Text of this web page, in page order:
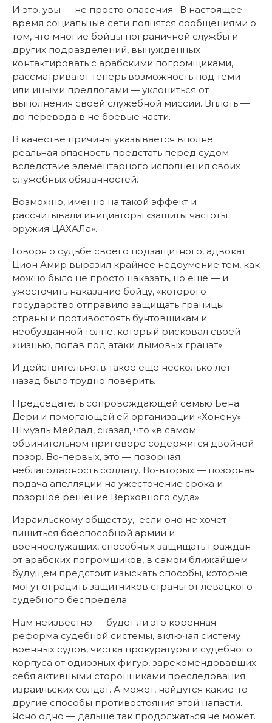
И это, увы — не просто опасения. В настоящее
время социальные сети полнятся сообщениями о
том, что многие бойцы пограничной службы и
других подразделений, вынужденных
контактировать с арабскими погромщиками,
рассматривают теперь возможность под теми
или иными предлогами — уклониться от
выполнения своей служебной миссии. Вплоть —
до перевода в не боевые части.
В качестве причины указывается вполне
реальная опасность предстать перед судом
вследствие элементарного исполнения своих
служебных обязанностей.
Возможно, именно на такой эффект и
рассчитывали инициаторы «защиты частоты
оружия ЦАХАЛа».
Говоря о судьбе своего подзащитного, адвокат
Цион Амир выразил крайнее недоумение тем, как
можно было не просто наказать, но еще — и
ужесточить наказание бойцу, «которого
государство отправило защищать границы
страны и противостоять бунтовщикам и
необузданной толпе, который рисковал своей
жизнью, попав под атаки дымовых гранат».
И действительно, в такое еще несколько лет
назад было трудно поверить.
Председатель сопровождающей семью Бена
Дери и помогающей ей организации «Хонену»
Шмуэль Мейдад, сказал, что «в самом
обвинительном приговоре содержится двойной
позор. Во-первых, это — позорная
неблагодарность солдату. Во-вторых — позорная
подача апелляции на ужесточение срока и
позорное решение Верховного суда».
Израильскому обществу, если оно не хочет
лишиться боеспособной армии и
военнослужащих, способных защищать граждан
от арабских погромщиков, в самом ближайшем
будущем предстоит изыскать способы, которые
могут оградить защитников страны от левацкого
судебного беспредела.
Нам неизвестно — будет ли это коренная
реформа судебной системы, включая систему
военных судов, чистка прокуратуры и судебного
корпуса от одиозных фигур, зарекомендовавших
себя активными сторонниками преследования
израильских солдат. А может, найдутся какие-то
другие способы противостояния этой напасти.
Ясно одно — дальше так продолжаться не может.